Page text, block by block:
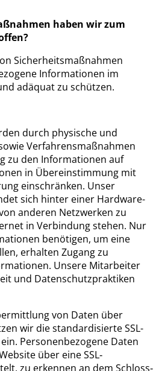
haben wir zum
Sicherheitsmaßnahmen
Informationen im
adäquat zu schützen.
durch physische und
Verfahrensmaßnahmen
zu den Informationen auf
in Übereinstimmung mit
einschränken. Unser
sich hinter einer Hardware-
anderen Netzwerken zu
in Verbindung stehen. Nur
benötigen, um eine
erhalten Zugang zu
Unsere Mitarbeiter
und Datenschutzpraktiken
von Daten über
wir die standardisierte SSL-
Personenbezogene Daten
über eine SSL‐
zu erkennen an dem Schloss‐